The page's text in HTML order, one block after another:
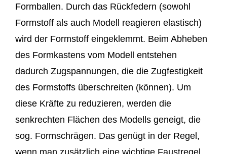
Formballen. Durch das Rückfedern (sowohl
Formstoff als auch Modell reagieren elastisch)
wird der Formstoff eingeklemmt. Beim Abheben
des Formkastens vom Modell entstehen
dadurch Zugspannungen, die die Zugfestigkeit
des Formstoffs überschreiten (können). Um
diese Kräfte zu reduzieren, werden die
senkrechten Flächen des Modells geneigt, die
sog. Formschrägen. Das genügt in der Regel,